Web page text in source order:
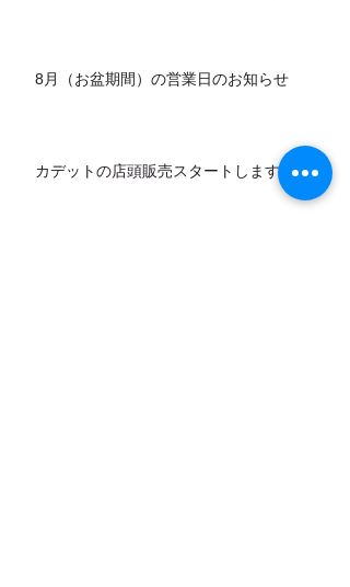
8月（お盆期間）の営業日のお知らせ
カデットの店頭販売スタートします！